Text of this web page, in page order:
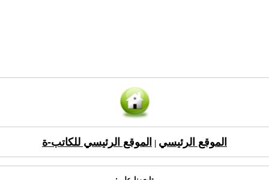
الموقع الرئيسي الموقع الرئيسي للكاتب-ة